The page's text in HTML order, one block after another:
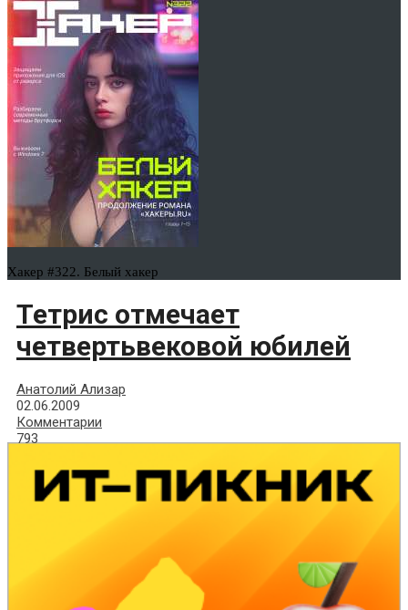
Хакер #322. Белый хакер
Тетрис отмечает
четвертьвековой юбилей
Анатолий Ализар
02.06.2009
Комментарии
793